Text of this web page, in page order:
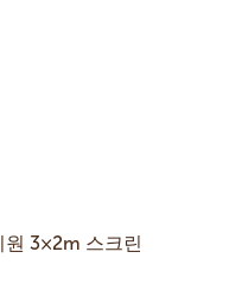
원 3×2m 스크린